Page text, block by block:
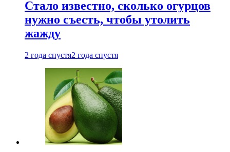
Стало известно, сколько огурцов
нужно съесть, чтобы утолить
жажду
2 года спустя2 года спустя